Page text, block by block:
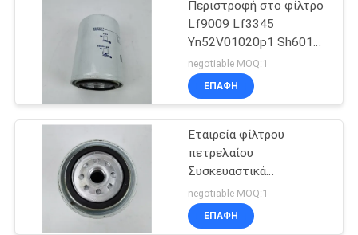
ΕΙΔΉΣΕΙΣ
ΠΕΡΙΠΤΏΣΕΙΣ
SITEMAP
Περιστροφή στο φίλτρο
Lf9009 Lf3345
Yn52V01020p1 Sh60186
4227578 3I1274
3401544 λαδώνοντας
πετρελαίου
negotiable MOQ:1
ΕΠΑΦΉ
Εταιρεία φίλτρου
πετρελαίου
Συσκευαστικά
αυτοκινήτων Μηχανή
φίλτρο αντλίας καυσίμου
Ulpk0041
negotiable MOQ:1
ΕΠΑΦΉ